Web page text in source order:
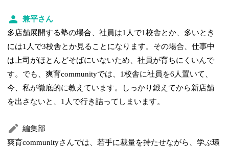
兼平さん
多店舗展開する塾の場合、社員は1人で1校舎とか、多いとき
には1人で3校舎とか見ることになります。その場合、仕事中
は上司がほとんどそばにいないため、社員が育ちにくいんで
す。でも、爽育communityでは、1校舎に社員を6人置いて、
今、私が徹底的に教えています。しっかり鍛えてから新店舗
を出さないと、1人で行き詰ってしまいます。
編集部
爽育communityさんでは、若手に裁量を持たせながら、学ぶ環